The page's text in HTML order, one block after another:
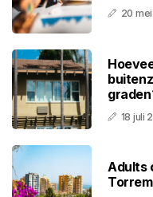
20
18 juli
Adults